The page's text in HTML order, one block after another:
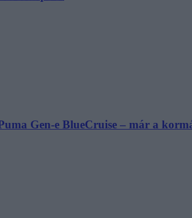
Gen-e BlueCruise – már a